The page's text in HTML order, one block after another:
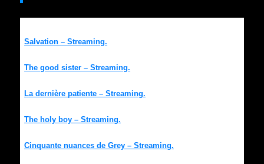
Salvation – Streaming.
The good sister – Streaming.
La dernière patiente – Streaming.
The holy boy – Streaming.
Cinquante nuances de Grey – Streaming.